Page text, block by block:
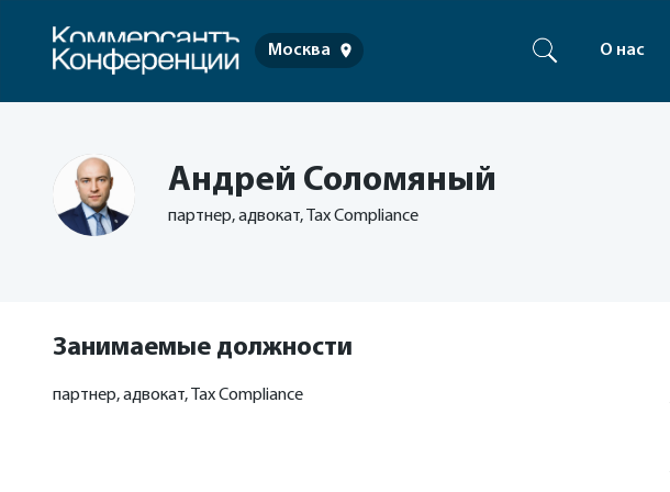
Москва О нас
Андрей Соломяный
партнер, адвокат, Tax Compliance
Занимаемые должности
партнер, адвокат, Tax Compliance